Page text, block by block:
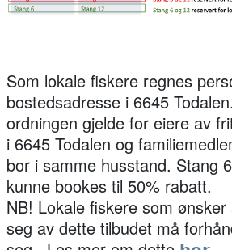
Som lokale fiskere regnes
bostedsadresse i 6645
ordningen gjelde for eiere av
i 6645 Todalen og
bor i samme husstand. Stang
kunne bookes til 50% rabatt.
NB! Lokale fiskere som
seg av dette tilbudet må